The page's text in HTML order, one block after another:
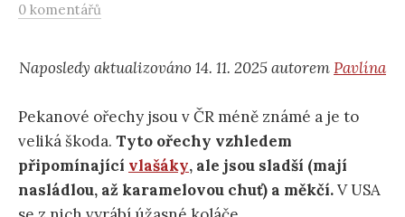
0 komentářů
Naposledy aktualizováno 14. 11. 2025 autoremPavlína
Pekanové ořechy jsou v ČR méně známé a je to
veliká škoda. Tyto ořechy vzhledem
připomínající vlašáky, ale jsou sladší (mají
nasládlou, až karamelovou chuť) a měkčí.V USA